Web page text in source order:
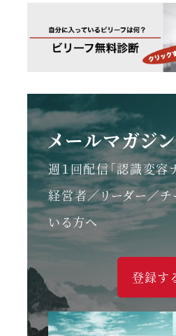
メールマガジン
週１回配信「認識変容ナ
経営者／リーダー／
いる方へ
登録す